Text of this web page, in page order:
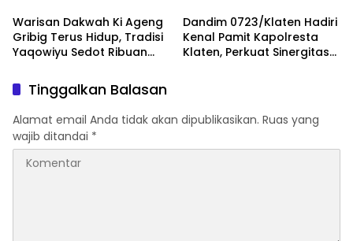
Ayolah Mulai
Warisan Dakwah Ki Ageng
Gribig Terus Hidup, Tradisi
Yaqowiyu Sedot Ribuan
Dandim 0723/Klaten Hadiri
Kenal Pamit Kapolresta
Klaten, Perkuat Sinergitas
Tinggalkan Balasan
Alamat email Anda tidak akan dipublikasikan. Ruas yang
wajib ditandai *